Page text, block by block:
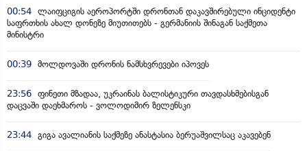
00:54 ლაიფციგის აეროპორტში დრონთან დაკავშირებული ინციდენტი
საფრთხის ახალ დონეზე მიუთითებს - გერმანიის შინაგან საქმეთა
მინისტრი
00:39 მოლდოვაში დრონის ნამსხვრევები იპოვეს
23:56 ფინეთი მზადაა, უკრაინას ბალისტიკური თავდასხმებისგან
დაცვაში დაეხმაროს - ვოლოდიმირ ზელენსკი
23:44 გიგა ავალიანის საქმეზე ანასტასია ბერუაშვილსაც აკავებენ